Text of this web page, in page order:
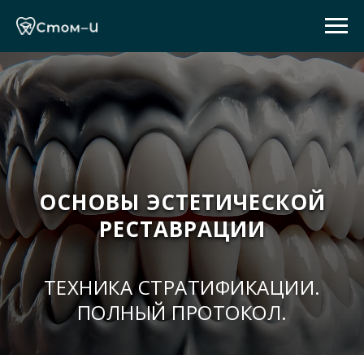
ОСНОВЫ ЭСТЕТИЧЕСКОЙ
РЕСТАВРАЦИИ
ТЕХНИКА СТРАТИФИКАЦИИ.
ПОЛНЫЙ ПРОТОКОЛ.